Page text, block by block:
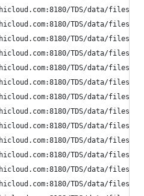
TDS/data/files/p9/
TDS/data/files/p9/
TDS/data/files/p9/
TDS/data/files/p9/
TDS/data/files/p9/
TDS/data/files/p9/
TDS/data/files/p9/
TDS/data/files/
TDS/data/files/p9/
TDS/data/files/p9/
TDS/data/files/p9/
TDS/data/files/p9/
TDS/data/files/p9/